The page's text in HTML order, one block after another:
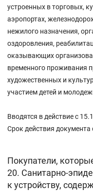
устроенных в торговых,
аэропортах,
нежилого назначения,
оздоровления,
оказывающих
временного проживания
художественных и
участием детей и
Вводятся в действие с
Срок действия документа
Покупатели,
20. Санитарно-
к устройству,